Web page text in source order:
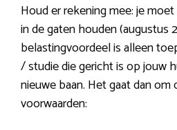
Houd er rekening mee: je
in de gaten houden (augustus
belastingvoordeel is alleen
/ studie die gericht is op jouw
nieuwe baan. Het gaat dan om
voorwaarden: